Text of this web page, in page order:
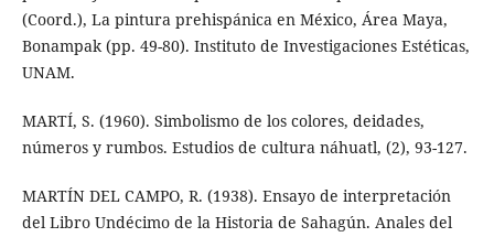
(Coord.), La pintura prehispánica en México, Área Maya,
Bonampak (pp. 49-80). Instituto de Investigaciones Estéticas,
UNAM.
MARTÍ, S. (1960). Simbolismo de los colores, deidades,
números y rumbos. Estudios de cultura náhuatl, (2), 93-127.
MARTÍN DEL CAMPO, R. (1938). Ensayo de interpretación
del Libro Undécimo de la Historia de Sahagún. Anales del